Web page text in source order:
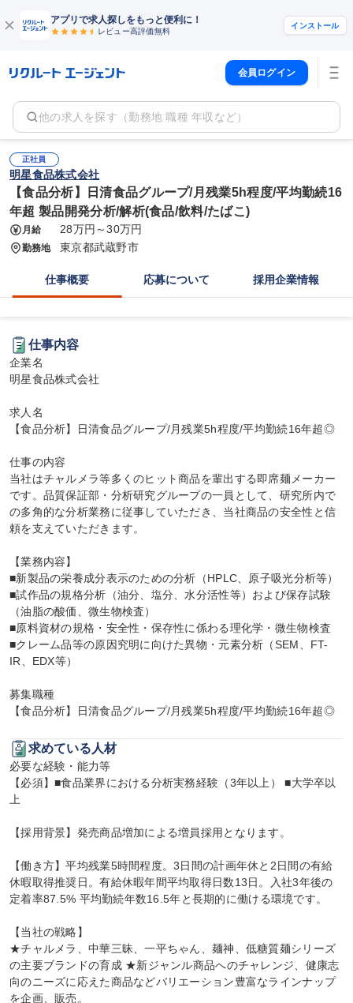
アプリで求人探しをもっと便利に！
レビュー高評価無料
インストール
会員ログイン
他の求人を探す（勤務地 職種 年収など）
正社員
明星食品株式会社
【食品分析】日清食品グループ/月残業5h程度/平均勤続16
年超 製品開発分析/解析(食品/飲料/たばこ)
月給 28万円～30万円
勤務地 東京都武蔵野市
仕事概要 応募について 採用企業情報
仕事内容
企業名
明星食品株式会社
求人名
【食品分析】日清食品グループ/月残業5h程度/平均勤続16年超◎
仕事の内容
当社はチャルメラ等多くのヒット商品を輩出する即席麺メーカー
です。品質保証部・分析研究グループの一員として、研究所内で
の多角的な分析業務に従事していただき、当社商品の安全性と信
頼を支えていただきます。
【業務内容】
■新製品の栄養成分表示のための分析（HPLC、原子吸光分析等）
■試作品の規格分析（油分、塩分、水分活性等）および保存試験
（油脂の酸価、微生物検査）
■原料資材の規格・安全性・保存性に係わる理化学・微生物検査
■クレーム品等の原因究明に向けた異物・元素分析（SEM、FT-
IR、EDX等）
募集職種
【食品分析】日清食品グループ/月残業5h程度/平均勤続16年超◎
求めている人材
必要な経験・能力等
【必須】■食品業界における分析実務経験（3年以上） ■大学卒以
上
【採用背景】発売商品増加による増員採用となります。
【働き方】平均残業5時間程度。3日間の計画年休と2日間の有給
休暇取得推奨日。有給休暇年間平均取得日数13日。入社3年後の
定着率87.5% 平均勤続年数16.5年と長期的に働ける環境です。
【当社の戦略】
★チャルメラ、中華三昧、一平ちゃん、麺神、低糖質麺シリーズ
の主要ブランドの育成 ★新ジャンル商品へのチャレンジ、健康志
向のニーズに応えた商品などバリエーション豊富なラインナップ
を企画、販売。